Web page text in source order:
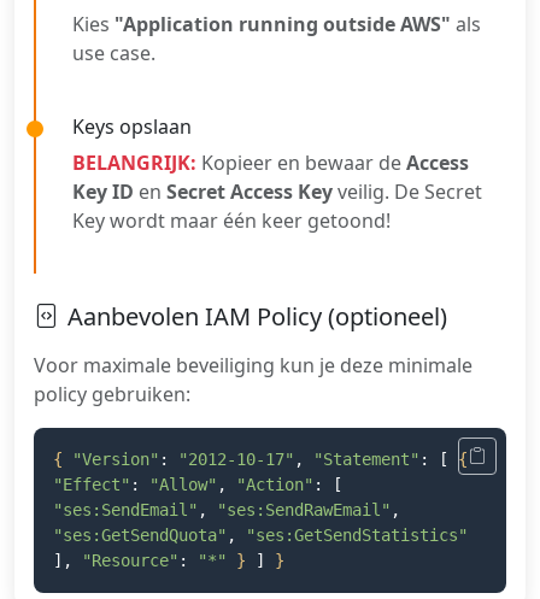
Kies "Application running outside AWS" als
use case.
Keys opslaan
BELANGRIJK: Kopieer en bewaar deAccess
Key ID en Secret Access Keyveilig. De Secret
Key wordt maar één keer getoond!
Aanbevolen IAM Policy (optioneel)
Voor maximale beveiliging kun je deze minimale
policy gebruiken:
{ "Version" : "2012-10-17" , "Statement" : [ {
"Effect" : "Allow" , "Action" : [
"ses:SendEmail" , "ses:SendRawEmail" ,
"ses:GetSendQuota" ,
"ses:GetSendStatistics"
],
"Resource" : "*" } ] }